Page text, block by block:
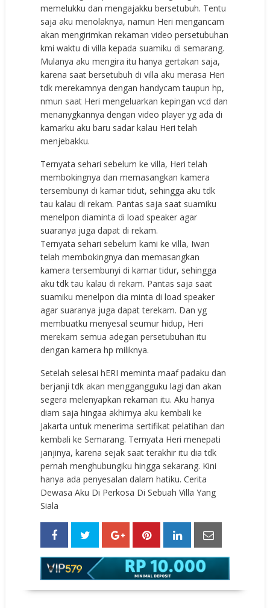
memelukku dan mengajakku bersetubuh. Tentu
saja aku menolaknya, namun Heri mengancam
akan mengirimkan rekaman video persetubuhan
kmi waktu di villa kepada suamiku di semarang.
Mulanya aku mengira itu hanya gertakan saja,
karena saat bersetubuh di villa aku merasa Heri
tdk merekamnya dengan handycam taupun hp,
nmun saat Heri mengeluarkan kepingan vcd dan
menanygkannya dengan video player yg ada di
kamarku aku baru sadar kalau Heri telah
menjebakku.
Ternyata sehari sebelum ke villa, Heri telah
membokingnya dan memasangkan kamera
tersembunyi di kamar tidut, sehingga aku tdk
tau kalau di rekam. Pantas saja saat suamiku
menelpon diaminta di load speaker agar
suaranya juga dapat di rekam.
Ternyata sehari sebelum kami ke villa, Iwan
telah membokingnya dan memasangkan
kamera tersembunyi di kamar tidur, sehingga
aku tdk tau kalau di rekam. Pantas saja saat
suamiku menelpon dia minta di load speaker
agar suaranya juga dapat terekam. Dan yg
membuatku menyesal seumur hidup, Heri
merekam semua adegan persetubuhan itu
dengan kamera hp miliknya.
Setelah selesai hERI meminta maaf padaku dan
berjanji tdk akan menggangguku lagi dan akan
segera melenyapkan rekaman itu. Aku hanya
diam saja hingaa akhirnya aku kembali ke
Jakarta untuk menerima sertifikat pelatihan dan
kembali ke Semarang. Ternyata Heri menepati
janjinya, karena sejak saat terakhir itu dia tdk
pernah menghubungiku hingga sekarang. Kini
hanya ada penyesalan dalam hatiku. Cerita
Dewasa Aku Di Perkosa Di Sebuah Villa Yang
Siala